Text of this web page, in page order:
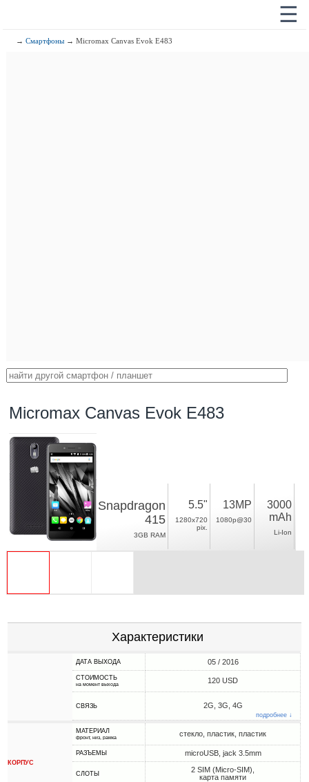
☰
→Смартфоны → Micromax Canvas Evok E483
Micromax Canvas Evok E483
Snapdragon
415
3GB RAM
5.5"
1280x720
pix.
13MP
1080p@30
3000
mAh
Li-Ion
Характеристики
ДАТА ВЫХОДА 05 / 2016
СТОИМОСТЬ
на момент выхода 120 USD
СВЯЗЬ 2G, 3G, 4G
подробнее ↓
КОРПУС
МАТЕРИАЛ
фронт, низ, рамка стекло, пластик, пластик
РАЗЪЕМЫ microUSB, jack 3.5mm
СЛОТЫ
2 SIM (Micro-SIM),
карта памяти